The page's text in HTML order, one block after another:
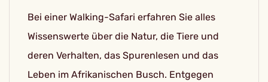
Bei einer Walking-Safari erfahren Sie alles
Wissenswerte über die Natur, die Tiere und
deren Verhalten, das Spurenlesen und das
Leben im Afrikanischen Busch. Entgegen